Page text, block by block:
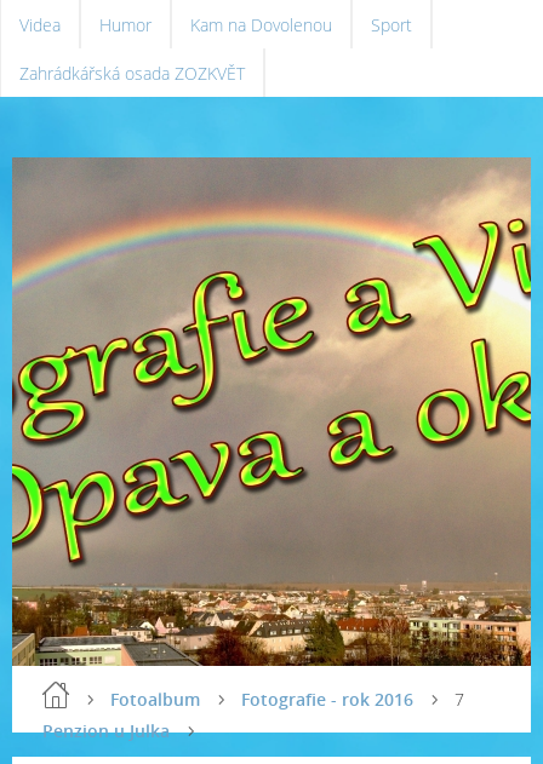
Videa Humor Kam na Dovolenou Sport
Zahrádkářská osada ZOZKVĚT
Fotoalbum
Fotografie - rok 2016
Penzion u Julka
7